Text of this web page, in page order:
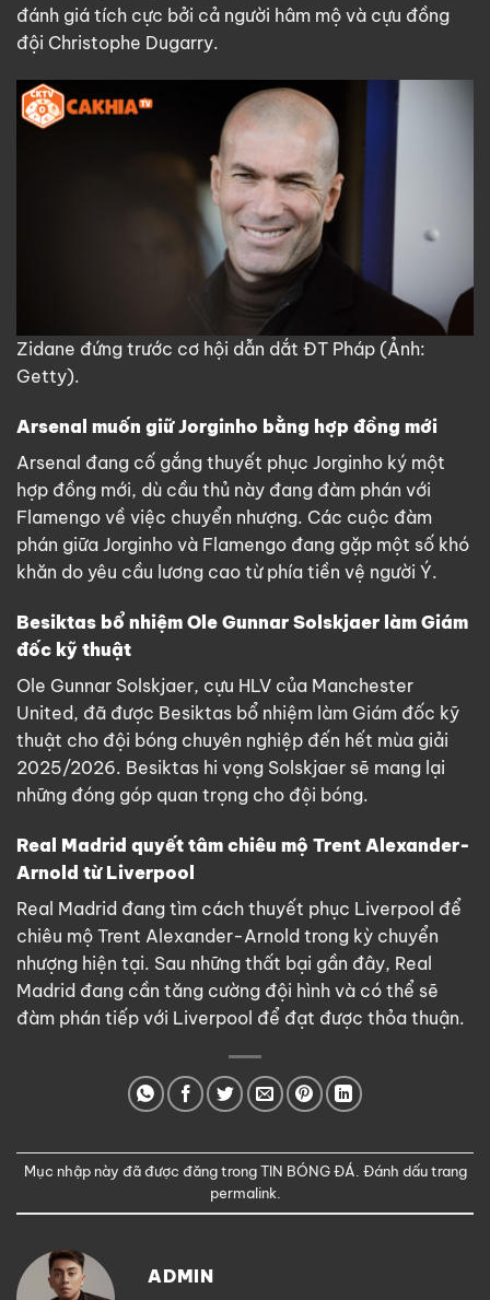
đánh giá tích cực bởi cả người hâm mộ và cựu đồng
đội Christophe Dugarry.
Zidane đứng trước cơ hội dẫn dắt ĐT Pháp (Ảnh:
Getty).
Arsenal muốn giữ Jorginho bằng hợp đồng mới
Arsenal đang cố gắng thuyết phục Jorginho ký một
hợp đồng mới, dù cầu thủ này đang đàm phán với
Flamengo về việc chuyển nhượng. Các cuộc đàm
phán giữa Jorginho và Flamengo đang gặp một số khó
khăn do yêu cầu lương cao từ phía tiền vệ người Ý.
Besiktas bổ nhiệm Ole Gunnar Solskjaer làm Giám
đốc kỹ thuật
Ole Gunnar Solskjaer, cựu HLV của Manchester
United, đã được Besiktas bổ nhiệm làm Giám đốc kỹ
thuật cho đội bóng chuyên nghiệp đến hết mùa giải
2025/2026. Besiktas hi vọng Solskjaer sẽ mang lại
những đóng góp quan trọng cho đội bóng.
Real Madrid quyết tâm chiêu mộ Trent Alexander-
Arnold từ Liverpool
Real Madrid đang tìm cách thuyết phục Liverpool để
chiêu mộ Trent Alexander-Arnold trong kỳ chuyển
nhượng hiện tại. Sau những thất bại gần đây, Real
Madrid đang cần tăng cường đội hình và có thể sẽ
đàm phán tiếp với Liverpool để đạt được thỏa thuận.
Mục nhập này đã được đăng trongTIN BÓNG ĐÁ . Đánh dấu trang
permalink.
ADMIN